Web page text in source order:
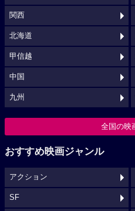
関西
北海道
甲信越
中国
九州
全国の映
おすすめ映画ジャンル
アクション
SF